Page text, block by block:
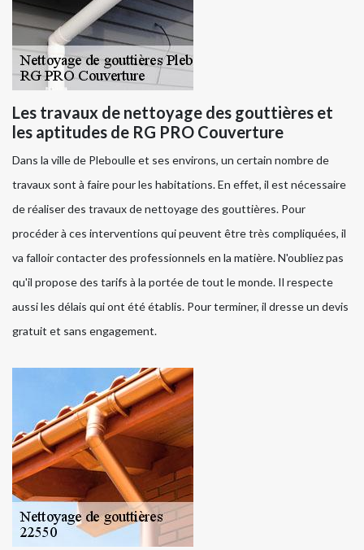
Les travaux de nettoyage des gouttières et
les aptitudes de RG PRO Couverture
Dans la ville de Pleboulle et ses environs, un certain nombre de
travaux sont à faire pour les habitations. En effet, il est nécessaire
de réaliser des travaux de nettoyage des gouttières. Pour
procéder à ces interventions qui peuvent être très compliquées, il
va falloir contacter des professionnels en la matière. N'oubliez pas
qu'il propose des tarifs à la portée de tout le monde. Il respecte
aussi les délais qui ont été établis. Pour terminer, il dresse un devis
gratuit et sans engagement.